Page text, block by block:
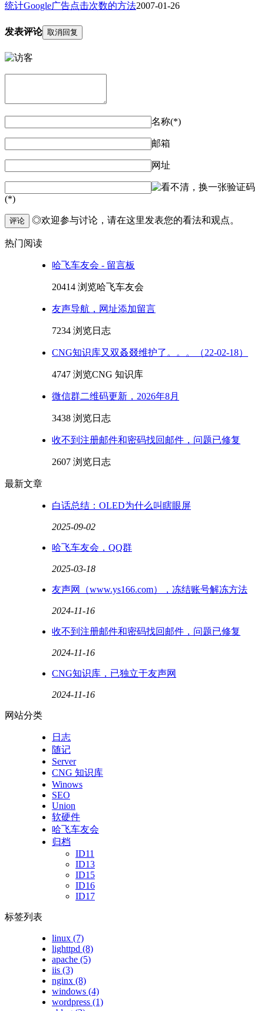
统计Google广告点击次数的方法2007-01-26
发表评论 取消回复
名称(*)
邮箱
网址
验证码
(*)
评论 ◎欢迎参与讨论，请在这里发表您的看法和观点。
热门阅读
哈飞车友会 - 留言板
20414 浏览哈飞车友会
友声导航，网址添加留言
7234 浏览日志
CNG知识库又双叒叕维护了。。。（22-02-18）
4747 浏览CNG 知识库
微信群二维码更新，2026年8月
3438 浏览日志
收不到注册邮件和密码找回邮件，问题已修复
2607 浏览日志
最新文章
白话总结：OLED为什么叫瞎眼屏
2025-09-02
哈飞车友会，QQ群
2025-03-18
友声网（www.ys166.com），冻结账号解冻方法
2024-11-16
收不到注册邮件和密码找回邮件，问题已修复
2024-11-16
CNG知识库，已独立于友声网
2024-11-16
网站分类
日志
随记
Server
CNG 知识库
Winows
SEO
Union
软硬件
哈飞车友会
归档
ID11
ID13
ID15
ID16
ID17
标签列表
linux (7)
lighttpd (8)
apache (5)
iis (3)
nginx (8)
windows (4)
wordpress (1)